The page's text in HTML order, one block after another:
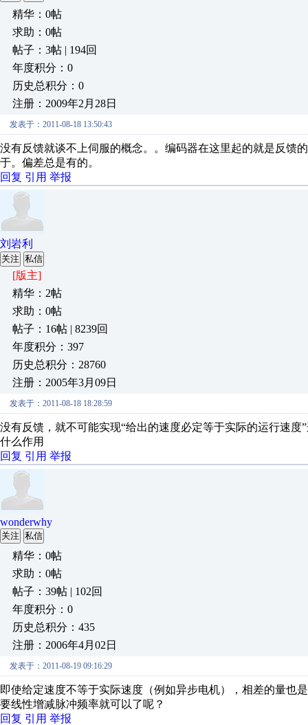
精华：0帖
求助：0帖
帖子：3帖 | 194回
年度积分：0
历史总积分：0
注册：2009年2月28日
发表于：2011-08-18 13:50:43
没有反馈就谈不上伺服的概念。。编码器在这里起的就是反馈
于。偏差总是有的。
回复 引用 举报
刘岩利
关注 私信
[版主]
精华：2帖
求助：0帖
帖子：16帖 | 8239回
年度积分：397
历史总积分：28760
注册：2005年3月09日
发表于：2011-08-18 18:28:59
没有反馈，就不可能实现“给出的速度必定等于实际的运行速
什么作用
回复 引用 举报
wonderwhy
关注 私信
精华：0帖
求助：0帖
帖子：39帖 | 102回
年度积分：0
历史总积分：435
注册：2006年4月02日
发表于：2011-08-19 09:16:29
即使给定速度不等于实际速度（例如异步电机），相差的量也
要线性增减脉冲频率就可以了呢？
回复 引用 举报